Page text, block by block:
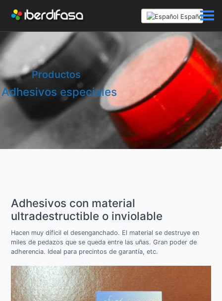
Español
Productos
Adhesivos especiales
Adhesivos con material
ultradestructible o inviolable
Hacen muy díficil el desenganchado. El material se destruye en
miles de pedazos que se queda entre las uñas. Gran poder de
adherencia. Ideal para precintos de garantía, etc.